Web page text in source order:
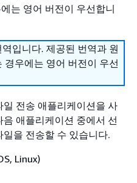
는 영어 버전이 우선합니
입니다. 제공된 번역과 원
경우에는 영어 버전이 우선
전송 애플리케이션을 사
애플리케이션 중에서 선
을 전송할 수 있습니다.
Linux)